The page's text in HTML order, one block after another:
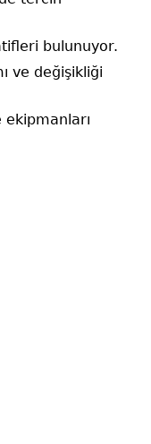
bulunuyor.
ve değişikliği
ekipmanları